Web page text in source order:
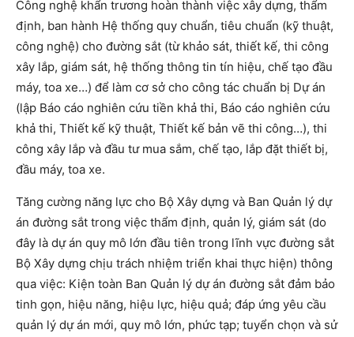
Công nghệ khẩn trương hoàn thành việc xây dựng, thẩm
định, ban hành Hệ thống quy chuẩn, tiêu chuẩn (kỹ thuật,
công nghệ) cho đường sắt (từ khảo sát, thiết kế, thi công
xây lắp, giám sát, hệ thống thông tin tín hiệu, chế tạo đầu
máy, toa xe…) để làm cơ sở cho công tác chuẩn bị Dự án
(lập Báo cáo nghiên cứu tiền khả thi, Báo cáo nghiên cứu
khả thi, Thiết kế kỹ thuật, Thiết kế bản vẽ thi công…), thi
công xây lắp và đầu tư mua sắm, chế tạo, lắp đặt thiết bị,
đầu máy, toa xe.
Tăng cường năng lực cho Bộ Xây dựng và Ban Quản lý dự
án đường sắt trong việc thẩm định, quản lý, giám sát (do
đây là dự án quy mô lớn đầu tiên trong lĩnh vực đường sắt
Bộ Xây dựng chịu trách nhiệm triển khai thực hiện) thông
qua việc: Kiện toàn Ban Quản lý dự án đường sắt đảm bảo
tinh gọn, hiệu năng, hiệu lực, hiệu quả; đáp ứng yêu cầu
quản lý dự án mới, quy mô lớn, phức tạp; tuyển chọn và sử